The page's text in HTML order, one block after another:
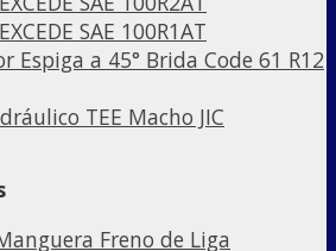
SAE 100R1AT
Espiga a 45° Brida Code 61 R12
TEE Macho JIC